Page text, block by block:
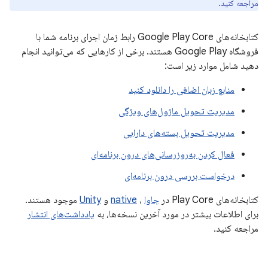
مراجعه کنید.
کتابخانه‌های Google Play Core رابط زمان اجرای برنامه شما با
فروشگاه Google Play هستند. برخی از کارهایی که می‌توانید انجام
دهید شامل موارد زیر است:
منابع زبان اضافی را دانلود کنید
مدیریت تحویل ماژول‌های ویژگی
مدیریت تحویل بسته‌های دارایی
فعال کردن به‌روزرسانی‌های درون برنامه‌ای
درخواست بررسی درون برنامه‌ای
کتابخانه‌های Play Core در
جاوا ، native وUnity موجود هستند.
برای اطلاعات بیشتر در مورد آخرین نسخه‌ها، به یادداشت‌های انتشار
مراجعه کنید.